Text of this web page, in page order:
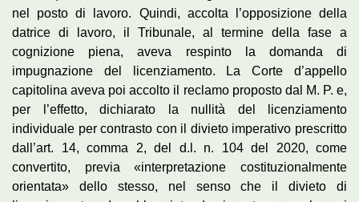
nel posto di lavoro. Quindi, accolta l’opposizione della
datrice di lavoro, il Tribunale, al termine della fase a
cognizione piena, aveva respinto la domanda di
impugnazione del licenziamento. La Corte d’appello
capitolina aveva poi accolto il reclamo proposto dal M. P. e,
per l’effetto, dichiarato la nullità del licenziamento
individuale per contrasto con il divieto imperativo prescritto
dall’art. 14, comma 2, del d.l. n. 104 del 2020, come
convertito, previa «interpretazione costituzionalmente
orientata» dello stesso, nel senso che il divieto di